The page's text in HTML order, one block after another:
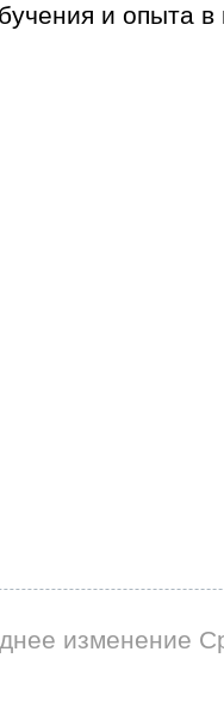
и опыта
изменение